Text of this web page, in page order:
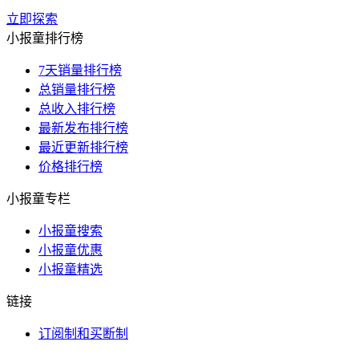
立即探索
小报童排行榜
7天销量排行榜
总销量排行榜
总收入排行榜
最新发布排行榜
最近更新排行榜
价格排行榜
小报童专栏
小报童搜索
小报童优惠
小报童精选
链接
订阅制和买断制